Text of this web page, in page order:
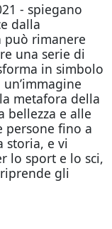
- spiegano
dalla
può rimanere
una serie di
in simbolo
metafora della
bellezza e alle
persone fino a
storia, e vi
lo sport e lo sci,
gli